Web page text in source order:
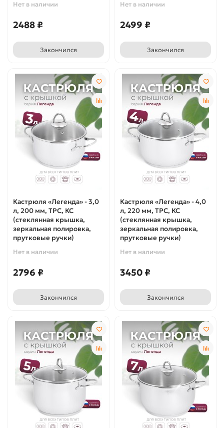
Нет в наличии
2488 ₽
Закончился
Нет в наличии
2499 ₽
Закончился
Кастрюля «Легенда» - 3,0
л, 200 мм, ТРС, КС
(стеклянная крышка,
зеркальная полировка,
прутковые ручки)
Нет в наличии
2796 ₽
Закончился
Кастрюля «Легенда» - 4,0
л, 220 мм, ТРС, КС
(стеклянная крышка,
зеркальная полировка,
прутковые ручки)
Нет в наличии
3450 ₽
Закончился